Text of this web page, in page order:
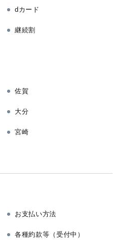
dカード
継続割
佐賀
大分
宮崎
お支払い方法
各種約款等（受付中）